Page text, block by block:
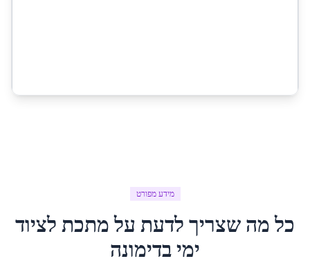
מידע מפורט
כל מה שצריך לדעת עלמתכת לציוד
ימיבדימונה